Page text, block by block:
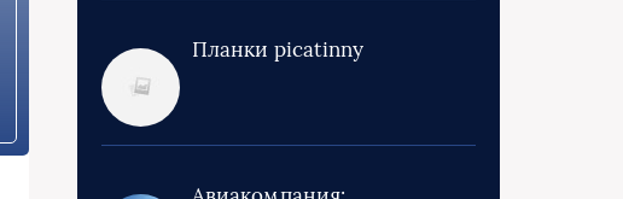
Планки picatinny